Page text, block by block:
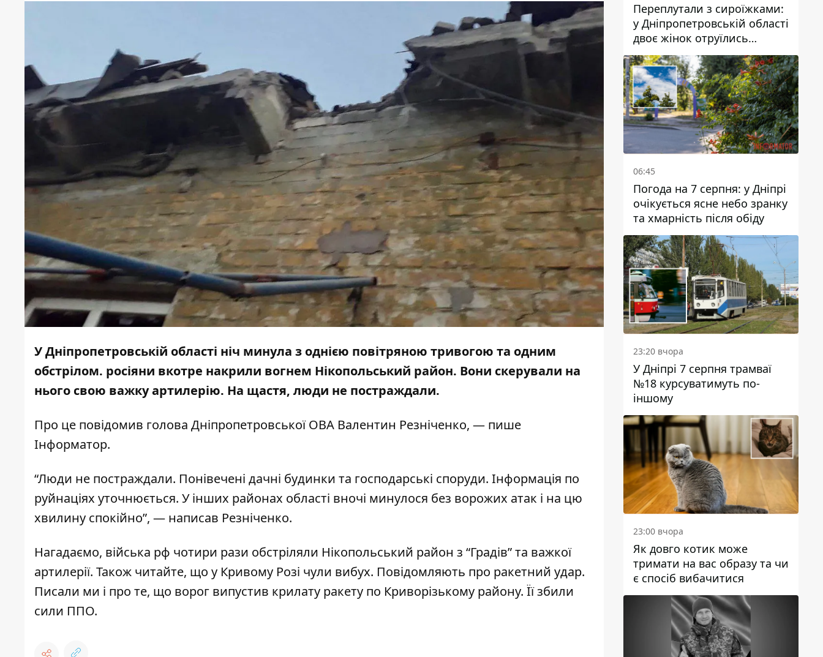
У Дніпропетровській області ніч минула з однією повітряною тривогою та одним
обстрілом. росіяни вкотре накрили вогнем Нікопольський район. Вони скерували на
нього свою важку артилерію. На щастя, люди не постраждали.
Про це повідомив голова Дніпропетровської ОВА Валентин Резніченко, — пише
Інформатор.
“Люди не постраждали. Понівечені дачні будинки та господарські споруди. Інформація по
руйнаціях уточнюється. У інших районах області вночі минулося без ворожих атак і на цю
хвилину спокійно”, — написав Резніченко.
Нагадаємо, війська рф чотири рази обстріляли Нікопольський район з “Градів” та важкої
артилерії. Також читайте, що у Кривому Розі чули вибух. Повідомляють про ракетний удар.
Писали ми і про те, що ворог випустив крилату ракету по Криворізькому району. Її збили
сили ППО.
Переплутали з сироїжками:
у Дніпропетровській області
двоє жінок отруїлись
грибами
06:45
Погода на 7 серпня: у Дніпрі
очікується ясне небо зранку
та хмарність після обіду
23:20 вчора
У Дніпрі 7 серпня трамваї
№18 курсуватимуть по-
іншому
23:00 вчора
Як довго котик може
тримати на вас образу та чи
є спосіб вибачитися